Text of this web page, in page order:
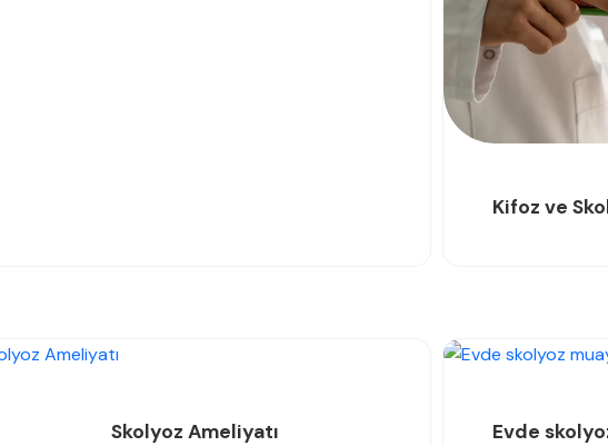
Kifoz ve
Skolyoz Ameliyatı Evde